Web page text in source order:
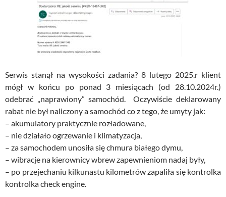
Serwis stanął na wysokości zadania? 8 lutego 2025.r klient
mógł w końcu po ponad 3 miesiącach (od 28.10.2024r.)
odebrać „naprawiony” samochód. Oczywiście deklarowany
rabat nie był naliczony a samochód co z tego, że umyty jak:
– akumulatory praktycznie rozładowane,
– nie działało ogrzewanie i klimatyzacja,
– za samochodem unosiła się chmura białego dymu,
– wibracje na kierownicy wbrew zapewnieniom nadaj były,
– po przejechaniu kilkunastu kilometrów zapaliła się kontrolka
kontrolka check engine.